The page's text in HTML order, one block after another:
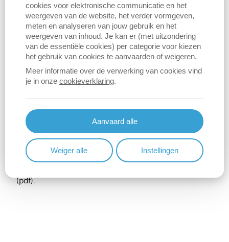
Contact
De voorzitter van de cultuurraad isCéline Vande
Meirssche;
Het secretariaat bereik je via
Meer info
Naar het organiek reglement van de cultuurraad
(pdf);
(pdf).
cookies voor elektronische communicatie en het
weergeven van de website, het verder vormgeven,
meten en analyseren van jouw gebruik en het
weergeven van inhoud. Je kan er (met uitzondering
van de essentiële cookies) per categorie voor kiezen
het gebruik van cookies te aanvaarden of weigeren.
Meer informatie over de verwerking van cookies vind
je in onze cookieverklaring.
Aanvaard alle
Weiger alle Instellingen